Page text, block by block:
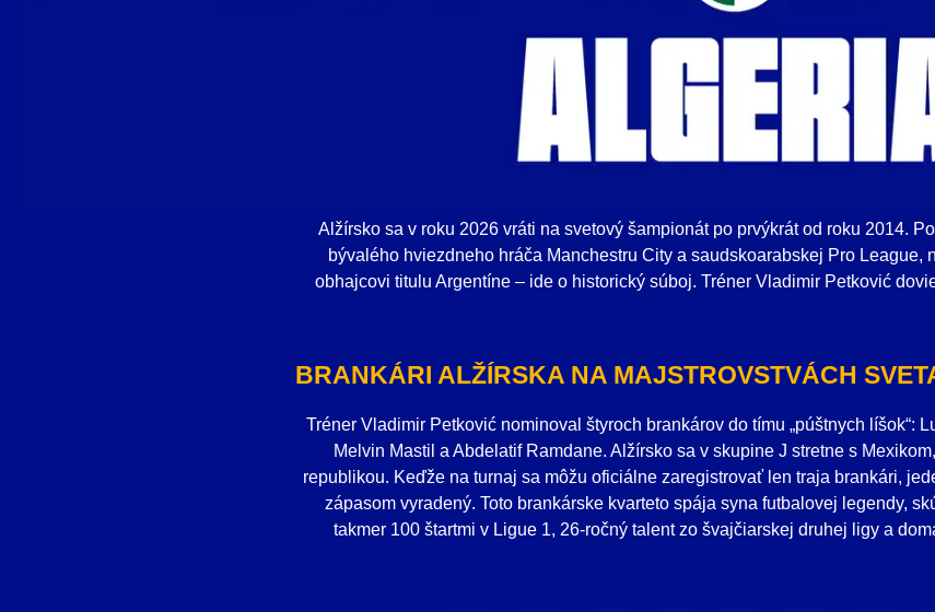
Alžírsko sa v roku 2026 vráti na svetový šampionát po prvýkrát od roku 2014.
bývalého hviezdneho hráča Manchestru City a saudskoarabskej Pro League,
obhajcovi titulu Argentíne – ide o historický súboj. Tréner Vladimir Petković
BRANKÁRI ALŽÍRSKA NA MAJSTROVSTVÁCH
Tréner Vladimir Petković nominoval štyroch brankárov do tímu „púštnych líšok“:
Melvin Mastil a Abdelatif Ramdane. Alžírsko sa v skupine J stretne s
republikou. Keďže na turnaj sa môžu oficiálne zaregistrovať len traja brankári,
zápasom vyradený. Toto brankárske kvarteto spája syna futbalovej legendy,
takmer 100 štartmi v Ligue 1, 26-ročný talent zo švajčiarskej druhej ligy a